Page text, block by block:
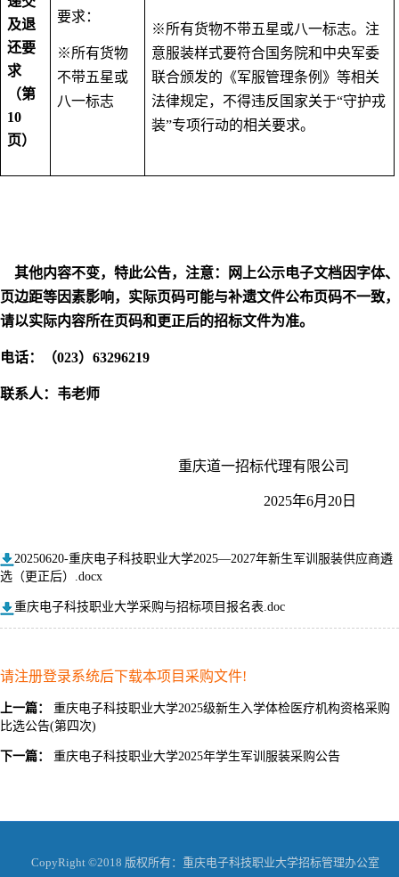
及退
还要
求
（第
10
页）
要求：
※所有货物
不带五星或
八一标志
※所有货物不带五星或八一标志。注
意服装样式要符合国务院和中央军委
联合颁发的《军服管理条例》等相关
法律规定，不得违反国家关于“守护戎
装”专项行动的相关要求。
其他内容不变，特此公告，注意：网上公示电子文档因字体、
页边距等因素影响，实际页码可能与补遗文件公布页码不一致，
请以实际内容所在页码和更正后的招标文件为准。
电话：（023） 63296219
联系人：韦老师
重庆道一招标代理有限公司
2025年6月 20 日
20250620-重庆电子科技职业大学2025—2027年新生军训服装供应商遴
选（更正后）.docx
重庆电子科技职业大学采购与招标项目报名表.doc
请注册登录系统后下载本项目采购文件!
上一篇：
重庆电子科技职业大学2025级新生入学体检医疗机构资格采购
比选公告(第四次)
下一篇： 重庆电子科技职业大学2025年学生军训服装采购公告
CopyRight ©2018 版权所有：重庆电子科技职业大学招标管理办公室